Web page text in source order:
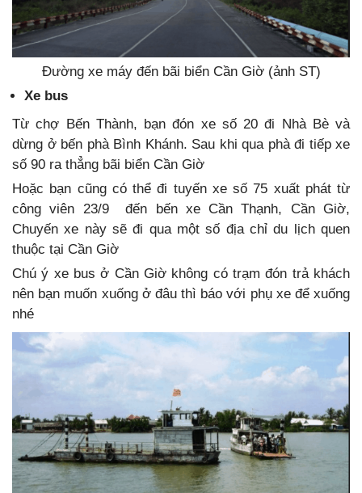
Đường xe máy đến bãi biển Cần Giờ (ảnh ST)
Xe bus
Từ chợ Bến Thành, bạn đón xe số 20 đi Nhà Bè và
dừng ở bến phà Bình Khánh. Sau khi qua phà đi tiếp xe
số 90 ra thẳng bãi biển Cần Giờ
Hoặc bạn cũng có thể đi tuyến xe số 75 xuất phát từ
công viên 23/9 đến bến xe Cần Thạnh, Cần Giờ,
Chuyến xe này sẽ đi qua một số địa chỉ du lịch quen
thuộc tại Cần Giờ
Chú ý xe bus ở Cần Giờ không có trạm đón trả khách
nên bạn muốn xuống ở đâu thì báo với phụ xe để xuống
nhé